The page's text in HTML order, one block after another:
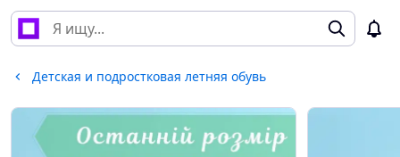
Детская и подростковая летняя обувь